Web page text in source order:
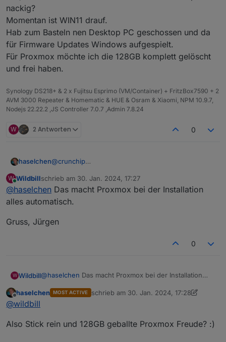
nackig?
Momentan ist WIN11 drauf.
Hab zum Basteln nen Desktop PC geschossen und da
für Firmware Updates Windows aufgespielt.
Für Proxmox möchte ich die 128GB komplett gelöscht
und frei haben.
Synology DS218+ & 2 x Fujitsu Esprimo (VM/Container) + FritzBox7590 + 2
AVM 3000 Repeater & Homematic & HUE & Osram & Xiaomi, NPM 10.9.7,
Nodejs 22.22.2 ,JS Controller 7.0.7 ,Admin 7.8.24
W 2 Antworten 0
haselchen@crunchip
Ich versuche erstmal mit Proxmox warm zu werden.
Ich weiss genau, in Zukunft werde ich mir Unraid
kaufen, aber erstmal die eine Software
Ich bin Windoof Kind. Da kenne ich mich
Für Proxmox möchte ich die 128GB komplett
W
Online
Wildbillschrieb am 30. Jan. 2024, 17:27
zuletzt editiert von
@haselchen Das macht Proxmox bei der Installation
alles automatisch.
Gruss, Jürgen
0
W Wildbill@haselchen Das macht Proxmox bei der Installation
Gruss, Jürgen
Offline
haselchen MOST ACTIVE schrieb am 30. Jan. 2024, 17:28
zuletzt editiert von haselchen
@wildbill
Also Stick rein und 128GB geballte Proxmox Freude? :)